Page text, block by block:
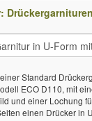
Drückergarnituren
Standard
ECO D110, mit
und einer Lochung
einen Drücker in